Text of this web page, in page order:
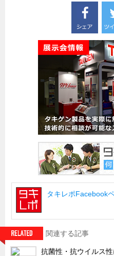
CFRP（炭素繊維強化プラスチ
ソリューション
船舶・港湾設備
試作・特注品の事例集
SDGs配慮・脱炭素
省力化製品
配電盤・分電盤・キュービクル
医療・福祉・介護関連
ロボット・自動化装置関連
二次電池関連
EV・PHEV充電器関連
再生可能エネルギー
農業関連
タキレポFacebook
関連する記事
抗菌性・抗ウイルス